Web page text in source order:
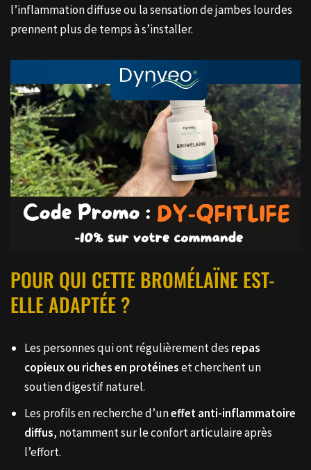
l’inflammation diffuse ou la sensation de jambes lourdes
prennent plus de temps à s’installer.
POUR QUI CETTE BROMÉLAÏNE EST-
ELLE ADAPTÉE ?
Les personnes qui ont régulièrement des repas
copieux ou riches en protéineset cherchent un
soutien digestif naturel.
Les profils en recherche d’uneffet anti-inflammatoire
diffus, notamment sur le confort articulaire après
l’effort.